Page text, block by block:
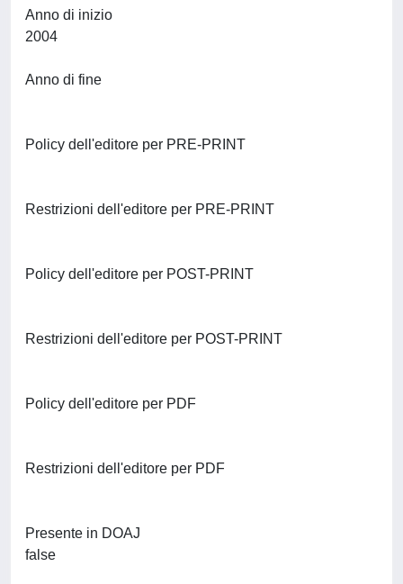
Anno di inizio
Anno di fine
Policy dell'editore per PRE-PRINT
Restrizioni dell'editore per PRE-PRINT
Policy dell'editore per POST-PRINT
Restrizioni dell'editore per POST-PRINT
Policy dell'editore per PDF
Restrizioni dell'editore per PDF
Presente in DOAJ